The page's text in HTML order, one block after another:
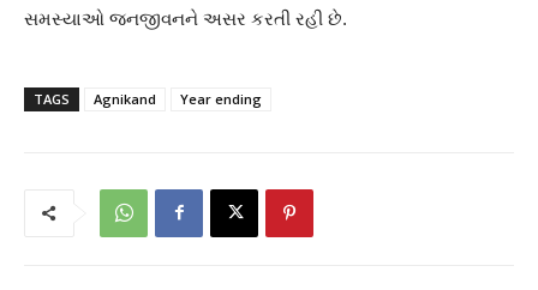
સમસ્યાઓ જનજીવનને અસર કરતી રહી છે.
TAGS Agnikand Year ending